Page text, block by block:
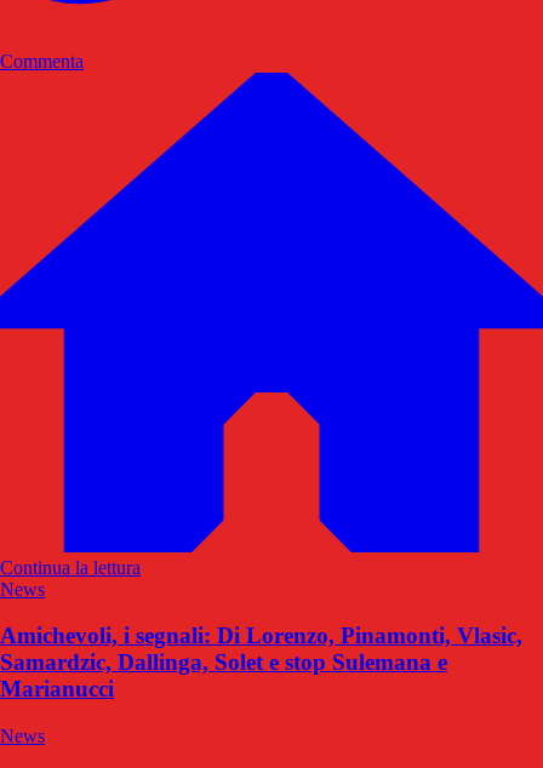
Commenta
Continua la lettura
News
Amichevoli, i segnali: Di Lorenzo, Pinamonti, Vlasic,
Samardzic, Dallinga, Solet e stop Sulemana e
Marianucci
News